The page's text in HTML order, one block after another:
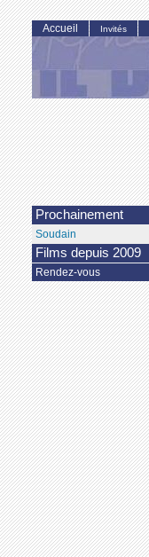
Accueil Invités
Prochainement
Soudain
Films depuis 2009
Rendez-vous